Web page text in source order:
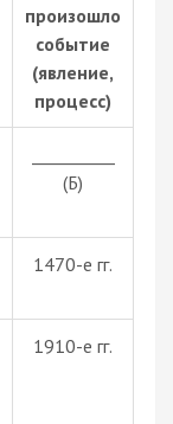
произошло
событие
(явление,
процесс)
(Б)
1470-е гг.
1910-е гг.